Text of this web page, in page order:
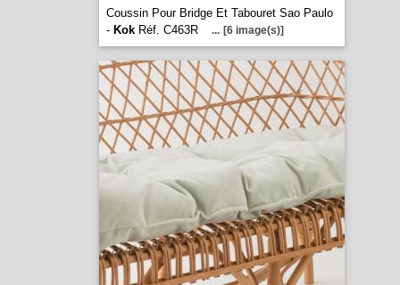
Coussin Pour Bridge Et Tabouret Sao Paulo
- KokRéf. C463R ... [6 image(s)]